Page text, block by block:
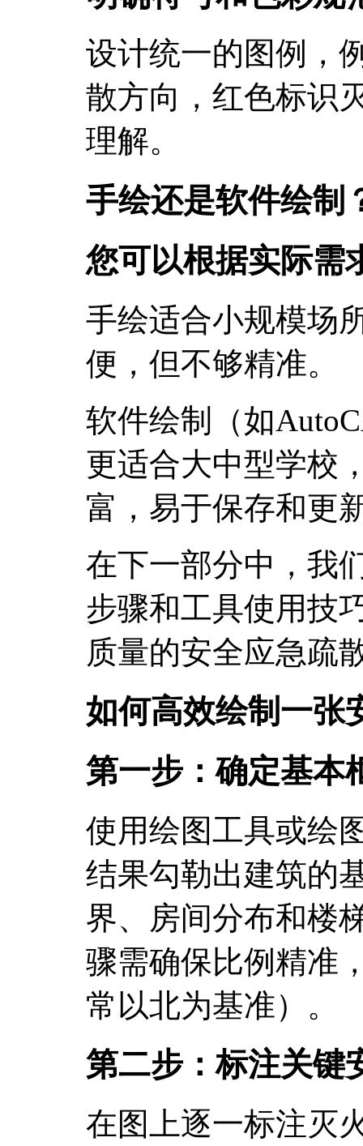
设计统一的图例，
散方向，红色标识
理解。
手绘还是软件绘制
您可以根据实际需
手绘适合小规模场
便，但不够精准。
软件绘制（如
更适合大中型学校
富，易于保存和更
在下一部分中，我
步骤和工具使用技
质量的安全应急疏
如何高效绘制一张
第一步：确定基本
使用绘图工具或绘
结果勾勒出建筑的
界、房间分布和楼
骤需确保比例精准
常以北为基准）。
第二步：标注关键
在图上逐一标注灭